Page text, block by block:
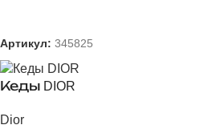
Артикул: 345825
Кеды DIOR
Dior